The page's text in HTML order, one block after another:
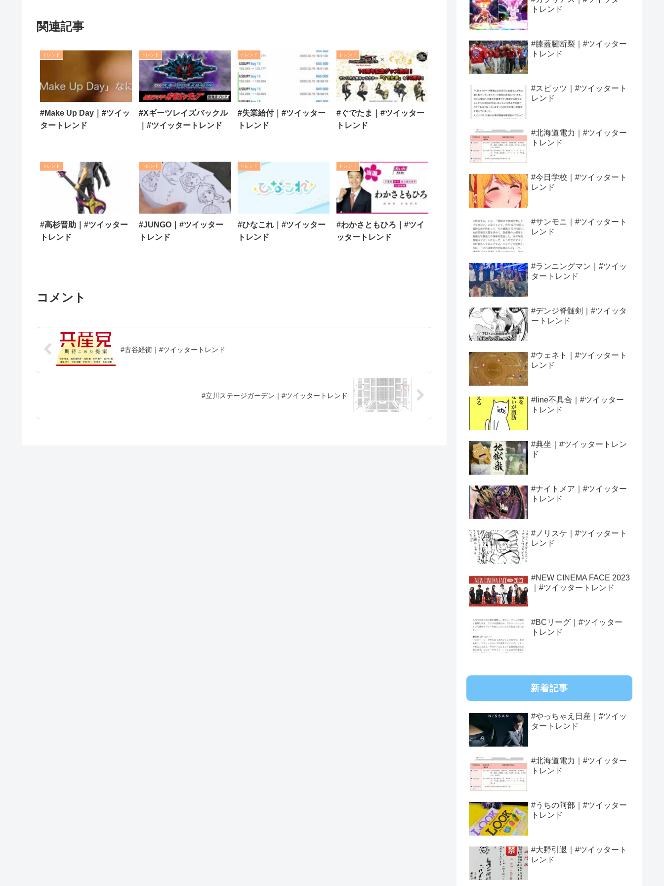
関連記事
トレンド
#Make Up Day｜#ツイッ
タートレンド
トレンド
#Xギーツレイズバックル
｜#ツイッタートレンド
トレンド
#失業給付｜#ツイッター
トレンド
トレンド
#ぐでたま｜#ツイッター
トレンド
トレンド
#高杉晋助｜#ツイッター
トレンド
トレンド
#JUNGO｜#ツイッター
トレンド
トレンド
#ひなこれ｜#ツイッター
トレンド
トレンド
#わかさともひろ｜#ツイ
ッタートレンド
コメント
#古谷経衡｜#ツイッタートレンド
#立川ステージガーデン｜#ツイッタートレンド
トレンド
#膝蓋腱断裂｜#ツイッター
トレンド
#スピッツ｜#ツイッタート
レンド
#北海道電力｜#ツイッター
トレンド
#今日学校｜#ツイッタート
レンド
#サンモニ｜#ツイッタート
レンド
#ランニングマン｜#ツイッ
タートレンド
#デンジ脊髄剣｜#ツイッタ
ートレンド
#ウェネト｜#ツイッタート
レンド
#line不具合｜#ツイッター
トレンド
#典坐｜#ツイッタートレン
ド
#ナイトメア｜#ツイッター
トレンド
#ノリスケ｜#ツイッタート
レンド
#NEW CINEMA FACE 2023
｜#ツイッタートレンド
#BCリーグ｜#ツイッター
トレンド
新着記事
#やっちゃえ日産｜#ツイッ
タートレンド
#北海道電力｜#ツイッター
トレンド
#うちの阿部｜#ツイッター
トレンド
#大野引退｜#ツイッタート
レンド